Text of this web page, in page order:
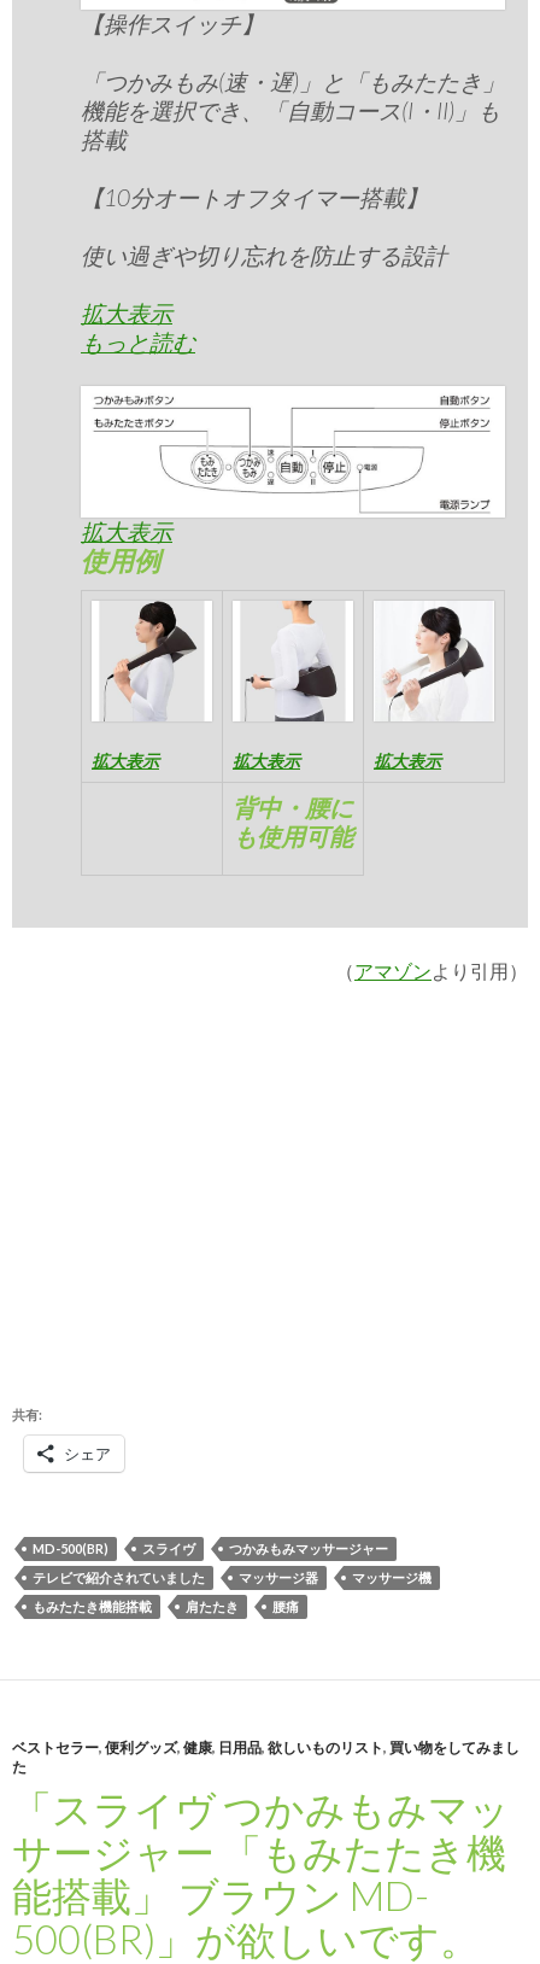
【操作スイッチ】
「つかみもみ(速・遅)」と「もみたたき」
機能を選択でき、「自動コース(I・II)」も
搭載
【10分オートオフタイマー搭載】
使い過ぎや切り忘れを防止する設計
拡大表示
もっと読む
拡大表示
使用例
拡大表示 拡大表示 拡大表示
背中・腰に
も使用可能
（アマゾン より引用）
共有:
シェア
MD-500(BR) スライヴ
つかみもみマッサージャー
テレビで紹介されていました
マッサージ器
マッサージ機
もみたたき機能搭載
肩たたき 腰痛
ベストセラー, 便利グッズ, 健康, 日用品, 欲しいものリスト, 買い物をしてみまし
た
「スライヴ つかみもみマッ
サージャー 「もみたたき機
能搭載」 ブラウン MD-
500(BR)」が欲しいです。